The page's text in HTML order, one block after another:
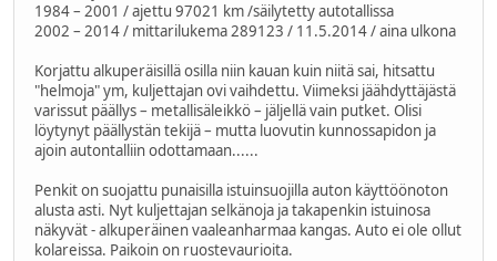
1984 – 2001 / ajettu 97021 km /säilytetty autotallissa
2002 – 2014 / mittarilukema 289123 / 11.5.2014 / aina ulkona
Korjattu alkuperäisillä osilla niin kauan kuin niitä sai, hitsattu
"helmoja" ym, kuljettajan ovi vaihdettu. Viimeksi jäähdyttäjästä
varissut päällys – metallisäleikkö – jäljellä vain putket. Olisi
löytynyt päällystän tekijä – mutta luovutin kunnossapidon ja
ajoin autontalliin odottamaan......
Penkit on suojattu punaisilla istuinsuojilla auton käyttöönoton
alusta asti. Nyt kuljettajan selkänoja ja takapenkin istuinosa
näkyvät - alkuperäinen vaaleanharmaa kangas. Auto ei ole ollut
kolareissa. Paikoin on ruostevaurioita.